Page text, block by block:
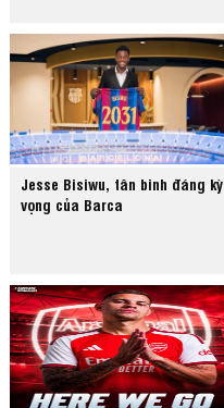
Jesse Bisiwu, tân binh đáng kỳ
vọng của Barca